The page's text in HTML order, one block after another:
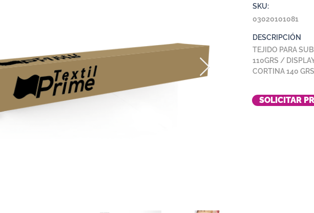
SKU:
03020101081
DESCRIPCIÓN
TEJIDO PARA
110GRS /
CORTINA 140
SOLICITAR